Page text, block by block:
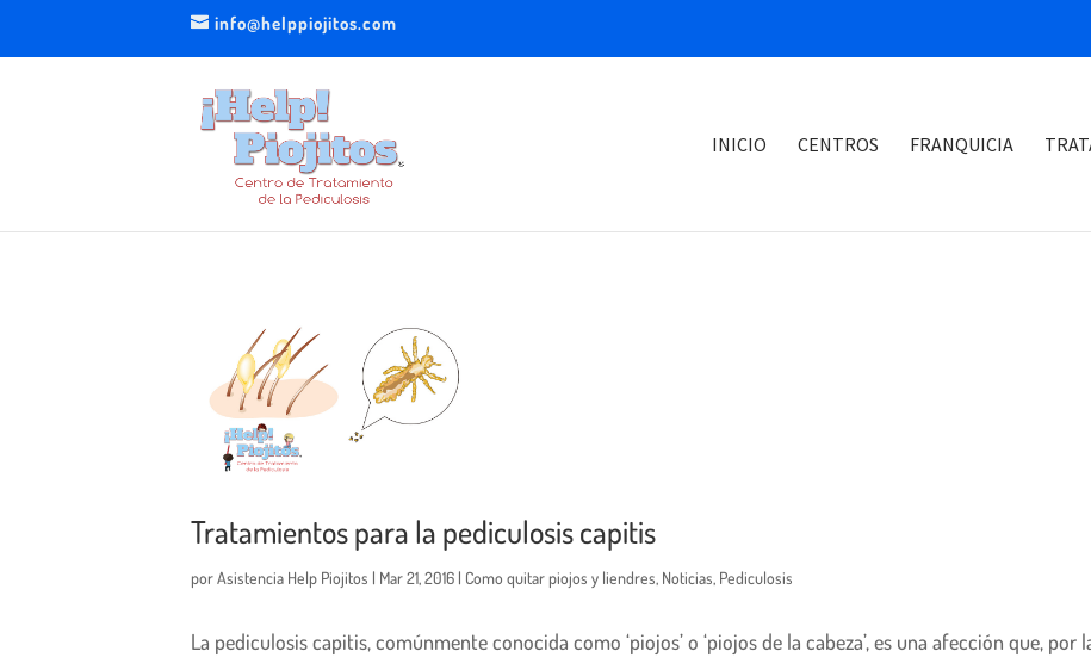
info@helppiojitos.com
INICIO CENTROS FRANQUICIA
Tratamientos para la pediculosis capitis
porAsistencia Help Piojitos | Mar 21, 2016 | Como quitar piojos y liendres, Noticias, Pediculosis
La pediculosis capitis, comúnmente conocida como ‘piojos’ o ‘piojos de la cabeza’, es una afección que, por